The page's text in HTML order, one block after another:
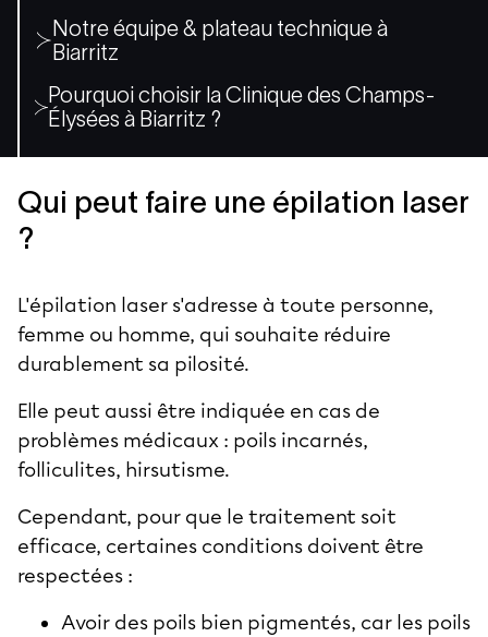
Notre équipe & plateau technique à
Biarritz
Pourquoi choisir la Clinique des Champs-
Élysées à Biarritz ?
Qui peut faire une épilation laser
?
L'épilation laser s'adresse à toute personne,
femme ou homme, qui souhaite réduire
durablement sa pilosité.
Elle peut aussi être indiquée en cas de
problèmes médicaux : poils incarnés,
folliculites, hirsutisme.
Cependant, pour que le traitement soit
efficace, certaines conditions doivent être
respectées :
Avoir des poils bien pigmentés, car les poils